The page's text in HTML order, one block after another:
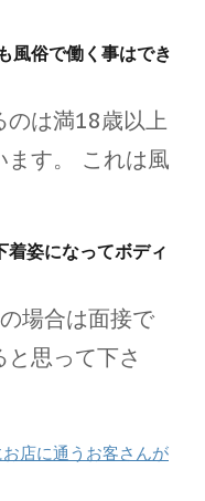
風俗で働く事はでき
のは満18歳以上
ます。 これは風
着姿になってボディ
場合は面接で
思って下さ
店に通うお客さんが